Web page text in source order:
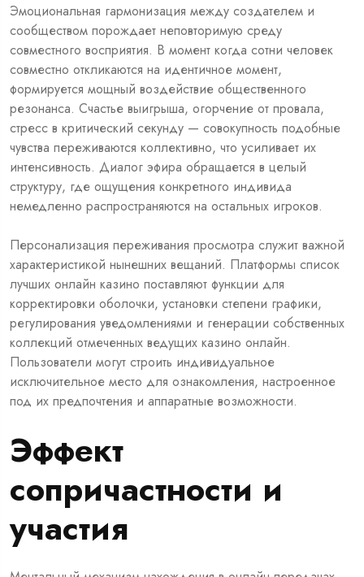
Эмоциональная гармонизация между создателем и
сообществом порождает неповторимую среду
совместного восприятия. В момент когда сотни человек
совместно откликаются на идентичное момент,
формируется мощный воздействие общественного
резонанса. Счастье выигрыша, огорчение от провала,
стресс в критический секунду — совокупность подобные
чувства переживаются коллективно, что усиливает их
интенсивность. Диалог эфира обращается в целый
структуру, где ощущения конкретного индивида
немедленно распространяются на остальных игроков.
Персонализация переживания просмотра служит важной
характеристикой нынешних вещаний. Платформы список
лучших онлайн казино поставляют функции для
корректировки оболочки, установки степени графики,
регулирования уведомлениями и генерации собственных
коллекций отмеченных ведущих казино онлайн.
Пользователи могут строить индивидуальное
исключительное место для ознакомления, настроенное
под их предпочтения и аппаратные возможности.
Эффект
сопричастности и
участия